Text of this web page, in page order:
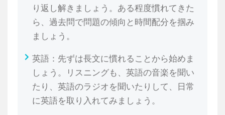
り返し解きましょう。ある程度慣れてきた
ら、過去問で問題の傾向と時間配分を掴み
ましょう。
英語：先ずは長文に慣れることから始めま
しょう。リスニングも、英語の音楽を聞い
たり、英語のラジオを聞いたりして、日常
に英語を取り入れてみましょう。